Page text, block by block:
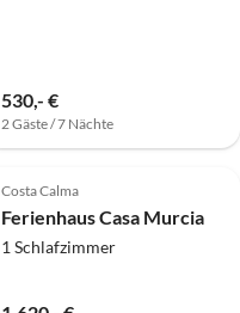
530,- €
2 Gäste / 7 Nächte
5.0 (3)
Costa Calma
Ferienhaus Casa Murcia
1 Schlafzimmer